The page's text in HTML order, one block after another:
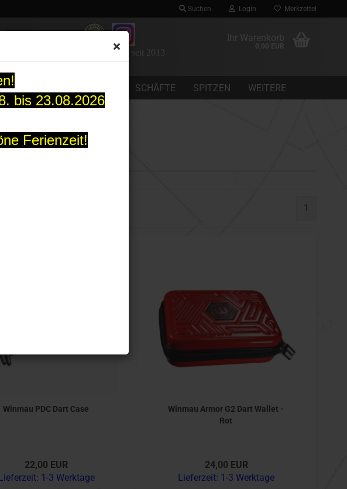
bis 23.08.2026
Ferienzeit!
Suchen Login Merkzettel
13 Jahre Dartomania seit 2013
Ihr Warenkorb
0,00 EUR
FLIGHTS SCHÄFTE SPITZEN WEITERE
1
Winmau PDC Dart Case
22,00 EUR
1-3 Werktage
Winmau Armor G2 Dart Wallet -
Rot
24,00 EUR
Lieferzeit: 1-3 Werktage